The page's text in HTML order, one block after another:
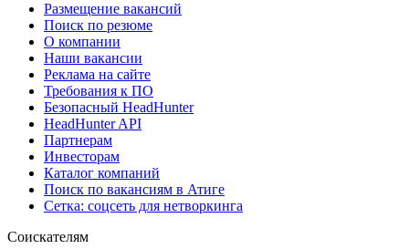
Размещение вакансий
Поиск по резюме
О компании
Наши вакансии
Реклама на сайте
Требования к ПО
Безопасный HeadHunter
HeadHunter API
Партнерам
Инвесторам
Каталог компаний
Поиск по вакансиям в Атиге
Сетка: соцсеть для нетворкинга
Соискателям